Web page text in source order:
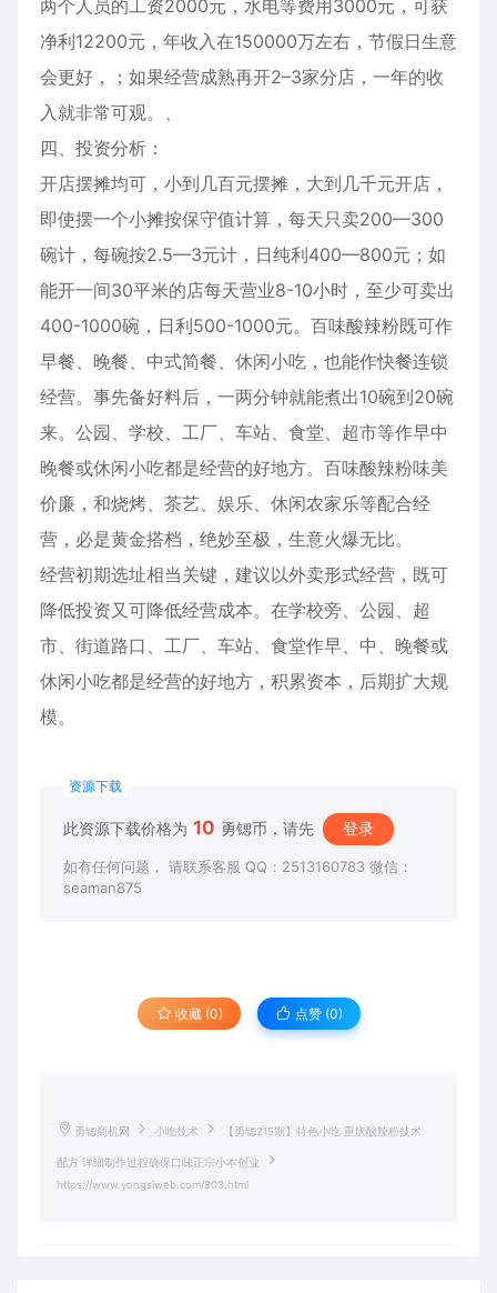
两个人员的工资2000元，水电等费用3000元，可获
净利12200元，年收入在150000万左右，节假日生意
会更好，；如果经营成熟再开2–3家分店，一年的收
入就非常可观。、
四、投资分析：
开店摆摊均可，小到几百元摆摊，大到几千元开店，
即使摆一个小摊按保守值计算，每天只卖200—300
碗计，每碗按2.5—3元计，日纯利400—800元；如
能开一间30平米的店每天营业8-10小时，至少可卖出
400-1000碗，日利500-1000元。百味酸辣粉既可作
早餐、晚餐、中式简餐、休闲小吃，也能作快餐连锁
经营。事先备好料后，一两分钟就能煮出10碗到20碗
来。公园、学校、工厂、车站、食堂、超市等作早中
晚餐或休闲小吃都是经营的好地方。百味酸辣粉味美
价廉，和烧烤、茶艺、娱乐、休闲农家乐等配合经
营，必是黄金搭档，绝妙至极，生意火爆无比。
经营初期选址相当关键，建议以外卖形式经营，既可
降低投资又可降低经营成本。在学校旁、公园、超
市、街道路口、工厂、车站、食堂作早、中、晚餐或
休闲小吃都是经营的好地方，积累资本，后期扩大规
模。
资源下载
此资源下载价格为 10 勇锶币，请先 登录
如有任何问题， 请联系客服 QQ：2513160783 微信：
seaman875
收藏 (0) 点赞 (0)
勇锶商机网 小吃技术 【勇锶215期】特色小吃 重庆酸辣粉技术
配方 详细制作过程确保口味正宗小本创业
https://www.yongsiweb.com/803.html